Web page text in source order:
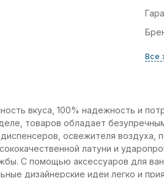
Все
вкуса, 100% надежность и
товаров обладает
освежителя воздуха,
латуни и
С помощью аксессуаров для
дизайнерские идеи легко и